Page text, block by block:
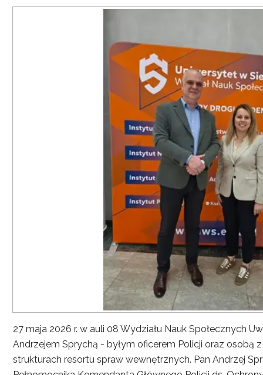
27 maja 2026 r. w auli 08 Wydziału Nauk Społecznych
Andrzejem Sprychą - byłym oficerem Policji oraz osobą
strukturach resortu spraw wewnętrznych. Pan Andrzej